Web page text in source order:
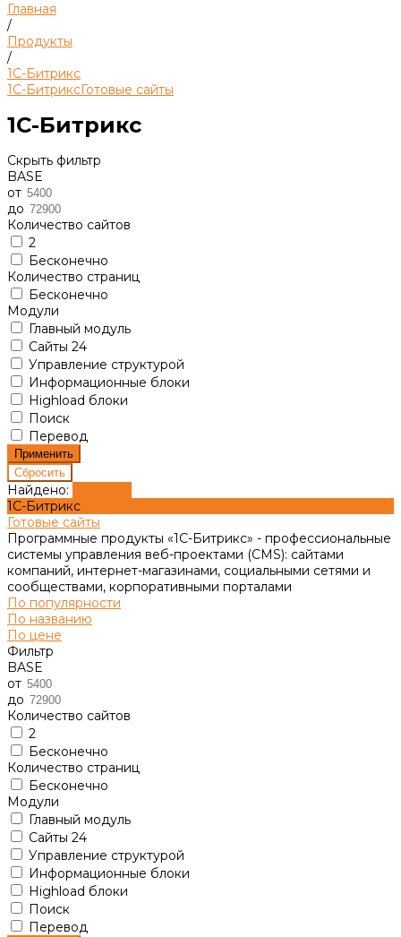
Главная
/
Продукты
/
1С-Битрикс
1С-БитриксГотовые сайты
1С-Битрикс
Скрыть фильтр
BASE
от
до
Количество сайтов
2
Бесконечно
Количество страниц
Бесконечно
Модули
Главный модуль
Сайты 24
Управление структурой
Информационные блоки
Highload блоки
Поиск
Перевод
Найдено:
1С-Битрикс
Готовые сайты
Программные продукты «1С-Битрикс» - профессиональные
системы управления веб-проектами (CMS): сайтами
компаний, интернет-магазинами, социальными сетями и
сообществами, корпоративными порталами
По популярности
По названию
По цене
Фильтр
BASE
от
до
Количество сайтов
2
Бесконечно
Количество страниц
Бесконечно
Модули
Главный модуль
Сайты 24
Управление структурой
Информационные блоки
Highload блоки
Поиск
Перевод